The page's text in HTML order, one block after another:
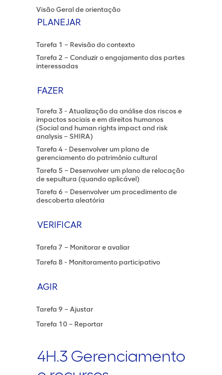
Visão Geral de orientação
PLANEJAR
Tarefa 1 – Revisão do contexto
Tarefa 2 – Conduzir o engajamento das partes
interessadas
FAZER
Tarefa 3 - Atualização da análise dos riscos e
impactos sociais e em direitos humanos
(Social and human rights impact and risk
analysis – SHIRA)
Tarefa 4 - Desenvolver um plano de
gerenciamento do patrimônio cultural
Tarefa 5 – Desenvolver um plano de relocação
de sepultura (quando aplicável)
Tarefa 6 – Desenvolver um procedimento de
descoberta aleatória
VERIFICAR
Tarefa 7 – Monitorar e avaliar
Tarefa 8 - Monitoramento participativo
AGIR
Tarefa 9 – Ajustar
Tarefa 10 – Reportar
4H.3 Gerenciamento